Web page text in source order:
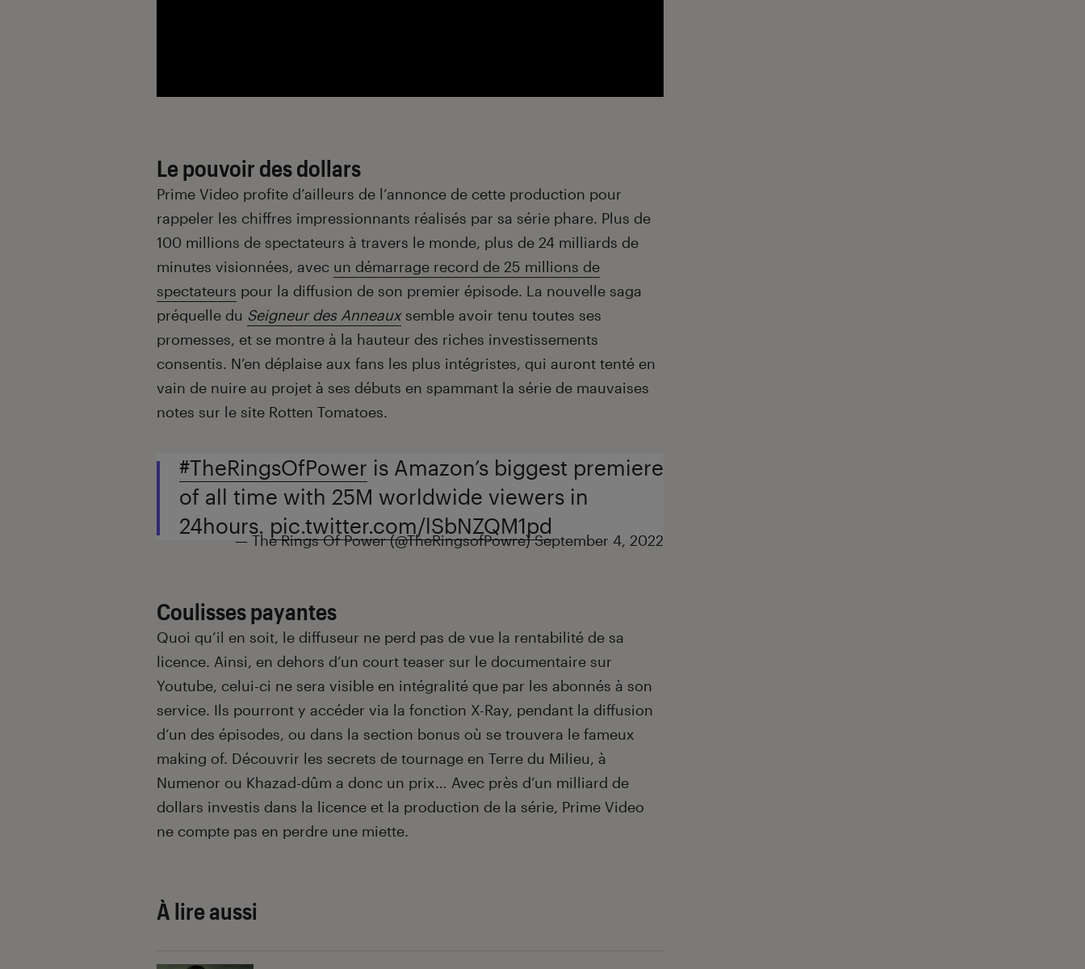
Le pouvoir des dollars
Prime Video profite d’ailleurs de l’annonce de cette production pour
rappeler les chiffres impressionnants réalisés par sa série phare. Plus de
100 millions de spectateurs à travers le monde, plus de 24 milliards de
minutes visionnées, avec un démarrage record de 25 millions de
spectateurs pour la diffusion de son premier épisode. La nouvelle saga
préquelle du Seigneur des Anneauxsemble avoir tenu toutes ses
promesses, et se montre à la hauteur des riches investissements
consentis. N’en déplaise aux fans les plus intégristes, qui auront tenté en
vain de nuire au projet à ses débuts en spammant la série de mauvaises
notes sur le site Rotten Tomatoes.
#TheRingsOfPower is Amazon’s biggest premiere
of all time with 25M worldwide viewers in
24hours. pic.twitter.com/lSbNZQM1pd
— The Rings Of Power (@TheRingsofPowre)September 4, 2022
Coulisses payantes
Quoi qu’il en soit, le diffuseur ne perd pas de vue la rentabilité de sa
licence. Ainsi, en dehors d’un court teaser sur le documentaire sur
Youtube, celui-ci ne sera visible en intégralité que par les abonnés à son
service. Ils pourront y accéder via la fonction X-Ray, pendant la diffusion
d’un des épisodes, ou dans la section bonus où se trouvera le fameux
making of. Découvrir les secrets de tournage en Terre du Milieu, à
Numenor ou Khazad-dûm a donc un prix… Avec près d’un milliard de
dollars investis dans la licence et la production de la série, Prime Video
ne compte pas en perdre une miette.
À lire aussi